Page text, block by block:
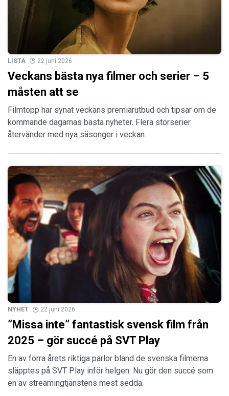
LISTA 22 juni 2026
Veckans bästa nya filmer och serier – 5
måsten att se
Filmtopp har synat veckans premiärutbud och tipsar om de
kommande dagarnas bästa nyheter. Flera storserier
återvänder med nya säsonger i veckan.
NYHET 22 juni 2026
”Missa inte” fantastisk svensk film från
2025 – gör succé på SVT Play
En av förra årets riktiga pärlor bland de svenska filmerna
släpptes på SVT Play inför helgen. Nu gör den succé som
en av streamingtjänstens mest sedda.